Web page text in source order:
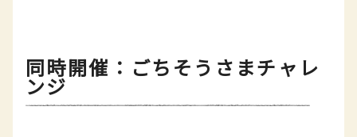
同時開催：ごちそうさまチャレ
ンジ